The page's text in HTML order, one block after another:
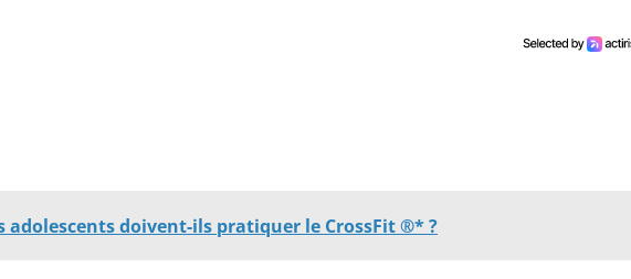
adolescents doivent-ils pratiquer le CrossFit ®* ?